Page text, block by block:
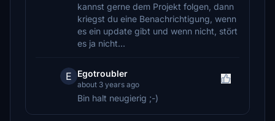
kannst gerne dem Projekt folgen, dann
kriegst du eine Benachrichtigung, wenn
es ein update gibt und wenn nicht, stört
es ja nicht...
E Egotroubler
about 3 years ago
Bin halt neugierig ;-)